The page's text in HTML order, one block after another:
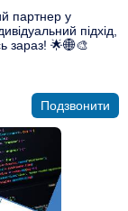
партнер у
підхід,
зараз! 🌟🌐🎨
Подзвонити